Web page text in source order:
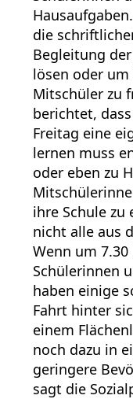
die
Begleitung
lösen oder
Mitschüler zu
berichtet,
Freitag eine
lernen muss
oder eben zu
ihre Schule zu
nicht alle aus
Wenn um
Schülerinnen
haben einige
Fahrt hinter
einem
noch dazu in
geringere
sagt die